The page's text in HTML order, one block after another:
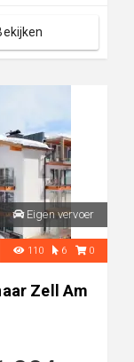
Eigen vervoer
110 6 0
Zell Am